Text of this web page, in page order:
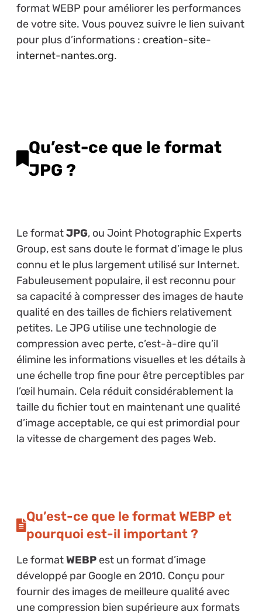
format WEBP pour améliorer les performances
de votre site. Vous pouvez suivre le lien suivant
pour plus d’informations : creation-site-
internet-nantes.org.
Qu’est-ce que le format
JPG ?
Le formatJPG, ou Joint Photographic Experts
Group, est sans doute le format d’image le plus
connu et le plus largement utilisé sur Internet.
Fabuleusement populaire, il est reconnu pour
sa capacité à compresser des images de haute
qualité en des tailles de fichiers relativement
petites. Le JPG utilise une technologie de
compression avec perte, c’est-à-dire qu’il
élimine les informations visuelles et les détails à
une échelle trop fine pour être perceptibles par
l’œil humain. Cela réduit considérablement la
taille du fichier tout en maintenant une qualité
d’image acceptable, ce qui est primordial pour
la vitesse de chargement des pages Web.
Qu’est-ce que le format WEBP et
pourquoi est-il important ?
Le formatWEBPest un format d’image
développé par Google en 2010. Conçu pour
fournir des images de meilleure qualité avec
une compression bien supérieure aux formats